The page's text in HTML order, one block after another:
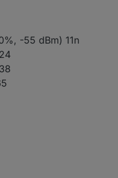
-55 dBm) 11n